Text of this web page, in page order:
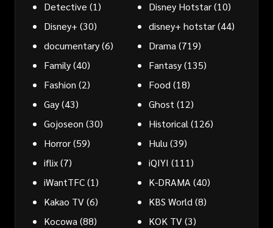
Detective (1) Disney Hotstar(10)
Disney+ (30) disney+ hotstar(44)
documentary(6) Drama (719)
Family(40) Fantasy(135)
Fashion (2) Food (18)
Gay(43) Ghost (12)
Gojoseon (30) Historical (126)
Horror(59) Hulu (39)
iflix(7) iQIYI (111)
iWantTFC(1) K-DRAMA (40)
Kakao TV(6) KBS World (8)
Kocowa (88) KOK TV(3)